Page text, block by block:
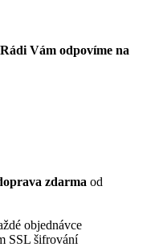
Vám odpovíme na
zdarma od
objednávce
SSL šifrování